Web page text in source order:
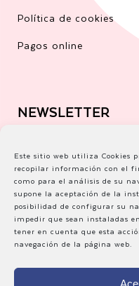
Este sitio web utiliza Cookies
recopilar información con el
como para el análisis de su
supone la aceptación de la
posibilidad de configurar su
impedir que sean instaladas
tener en cuenta que esta
navegación de la página web.
Política de cookies
Pagos online
NEWSLETTER